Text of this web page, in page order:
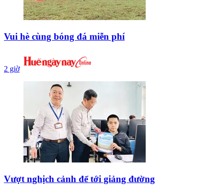
Vui hè cùng bóng đá miễn phí
2 giờ
Vượt nghịch cảnh để tới giảng đường